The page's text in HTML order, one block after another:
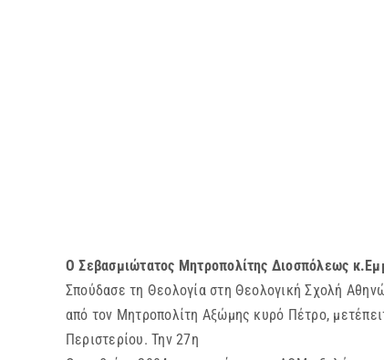
Ο Σεβασμιώτατος Μητροπολίτης Διοσπόλεως
Σπούδασε τη Θεολογία στη Θεολογική Σχολή
από τον Μητροπολίτη Αξώμης κυρό Πέτρο,
Περιστερίου. Την 27η